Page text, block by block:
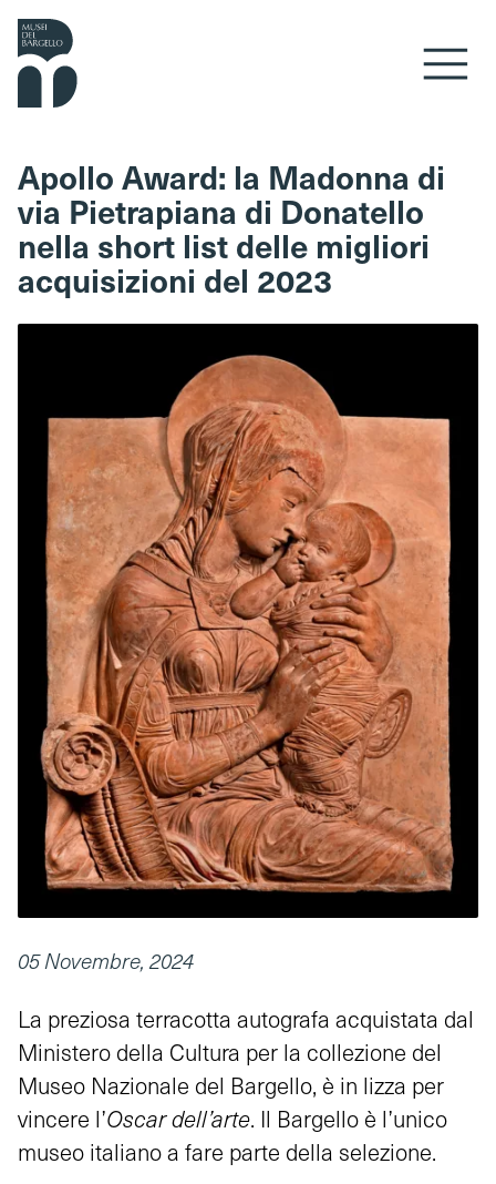
Vai al contenuto
Apollo Award: la Madonna di
via Pietrapiana di Donatello
nella short list delle migliori
acquisizioni del 2023
05 Novembre, 2024
La preziosa terracotta autografa acquistata dal
Ministero della Cultura per la collezione del
Museo Nazionale del Bargello, è in lizza per
vincere l’Oscar dell’arte. Il Bargello è l’unico
museo italiano a fare parte della selezione.